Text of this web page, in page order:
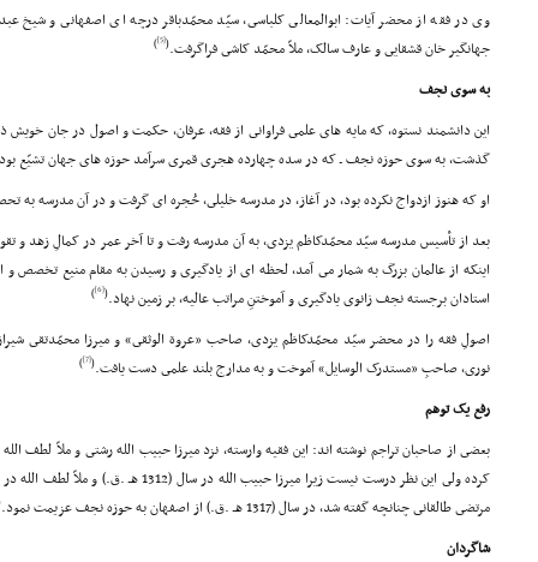
وى در فقه از محضر آیات: ابوالمعالى کلباسى، سیّد محمّدباقر درچه اى اصفهانى و شیخ
جهانگیر خان قشقایى و عارف سالک، ملاّ محمّد کاشى فراگرفت.(
[5]
)
به سوى نجف
گذشت، به سوى حوزه نجف ـ که در سده چهارده هجرى قمرى سرآمد حوزه هاى جهان تشیّع
او که هنوز ازدواج نکرده بود، در آغاز، در مدرسه خلیلى، حُجره اى گرفت و در آن مدرسه به
بعد از تأسیس مدرسه سیّد محمّدکاظم یزدى، به آن مدرسه رفت و تا آخر عمر در کمالِ زهد و
اینکه از عالمان بزرگ به شمار مى آمد، لحظه اى از یادگیرى و رسیدن به مقام منیع تخصص
استادان برجسته نجف زانوى یادگیرى و آموختنِ مراتب عالیه، بر زمین نهاد.(
[6]
)
اصولِ فقه را در محضر سیّد محمّدکاظم یزدى، صاحب «عروة الوثقى» و میرزا محمّدتقى
نورى، صاحبِ «مستدرک الوسایل» آموخت و به مدارج بلند علمى دست یافت.(
[7]
)
رفع یک توهم
بعضى از صاحبان تراجم نوشته اند: این فقیه وارسته، نزد میرزا حبیب الله رشتى و ملاّ لطف
مرتضى طالقانى چنانچه گفته شد، در سال (1317 هـ .ق.) از اصفهان به حوزه نجف عزیمت نمود.
شاگردان